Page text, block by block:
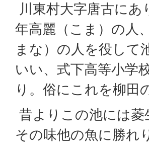
川東村大字唐古に
年高麗（こま）の人
まな）の人を役して
いい、式下高等小学
り。俗にこれを柳田
昔よりこの池には
その味他の魚に勝れ